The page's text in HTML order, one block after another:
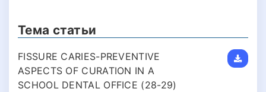
Тема статьи
FISSURE CARIES-PREVENTIVE
ASPECTS OF CURATION IN A
SCHOOL DENTAL OFFICE (28-29)